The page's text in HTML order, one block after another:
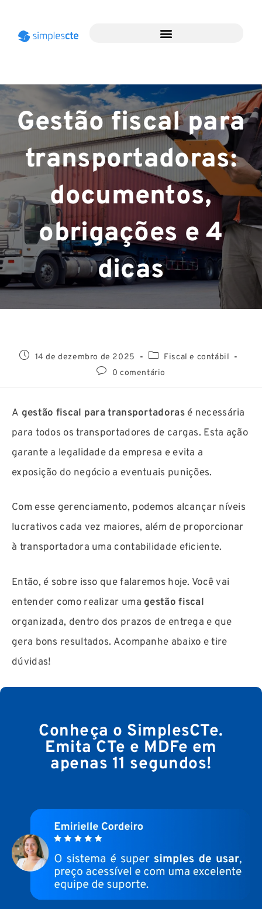
Gestão fiscal para
transportadoras:
documentos,
obrigações e 4
dicas
14 de dezembro de 2025
Fiscal e contábil
0 comentário
A gestão fiscal para transportadorasé necessária
para todos os transportadores de cargas. Esta ação
garante a legalidade da empresa e evita a
exposição do negócio a eventuais punições.
Com esse gerenciamento, podemos alcançar níveis
lucrativos cada vez maiores, além de proporcionar
à transportadora uma contabilidade eficiente.
Então, é sobre isso que falaremos hoje. Você vai
entender como realizar uma gestão fiscal
organizada, dentro dos prazos de entrega e que
gera bons resultados. Acompanhe abaixo e tire
dúvidas!
Conheça o SimplesCTe.
Emita CTe e MDFe em
apenas 11 segundos!